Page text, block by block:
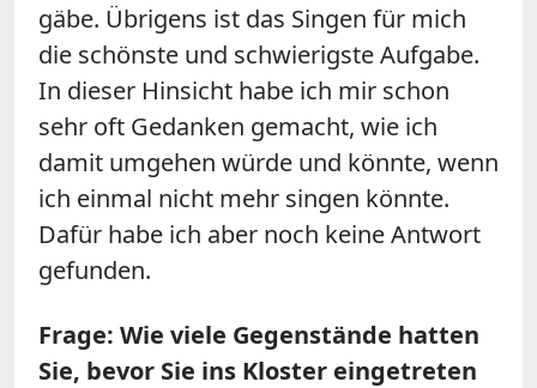
gäbe. Übrigens ist das Singen für mich
die schönste und schwierigste Aufgabe.
In dieser Hinsicht habe ich mir schon
sehr oft Gedanken gemacht, wie ich
damit umgehen würde und könnte, wenn
ich einmal nicht mehr singen könnte.
Dafür habe ich aber noch keine Antwort
gefunden.
Frage: Wie viele Gegenstände hatten
Sie, bevor Sie ins Kloster eingetreten